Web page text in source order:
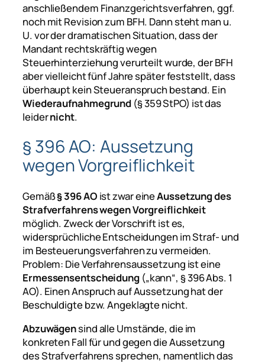
anschließendem Finanzgerichtsverfahren, ggf.
noch mit Revision zum BFH. Dann steht man u.
U. vor der dramatischen Situation, dass der
Mandant rechtskräftig wegen
Steuerhinterziehung verurteilt wurde, der BFH
aber vielleicht fünf Jahre später feststellt, dass
überhaupt kein Steueranspruch bestand. Ein
Wiederaufnahmegrund (§ 359 StPO) ist das
leidernicht.
§ 396 AO: Aussetzung
wegen Vorgreiflichkeit
Gemäß§ 396 AO ist zwar eineAussetzung des
Strafverfahrens wegen Vorgreiflichkeit
möglich. Zweck der Vorschrift ist es,
widersprüchliche Entscheidungen im Straf- und
im Besteuerungsverfahren zu vermeiden.
Problem: Die Verfahrensaussetzung ist eine
Ermessensentscheidung („kann“, § 396 Abs. 1
AO). Einen Anspruch auf Aussetzung hat der
Beschuldigte bzw. Angeklagte nicht.
Abzuwägensind alle Umstände, die im
konkreten Fall für und gegen die Aussetzung
des Strafverfahrens sprechen, namentlich das